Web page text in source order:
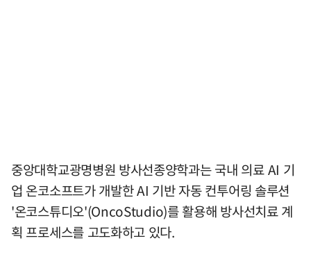
중앙대학교광명병원 방사선종양학과는 국내 의료 AI 기
업 온코소프트가 개발한 AI 기반 자동 컨투어링 솔루션
'온코스튜디오'(OncoStudio)를 활용해 방사선치료 계
획 프로세스를 고도화하고 있다.